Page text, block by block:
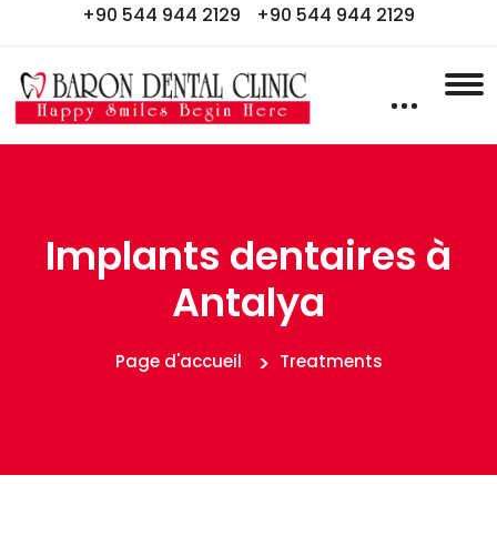
+90 544 944 2129 +90 544 944 2129
Implants dentaires à
Antalya
Page d'accueil Treatments